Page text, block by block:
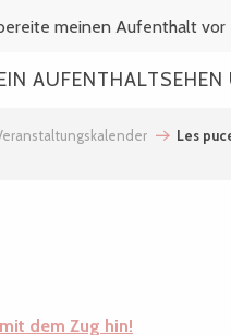
meinen Aufenthalt vor
AUFENTHALTSEHEN
Les
dem Zug hin!